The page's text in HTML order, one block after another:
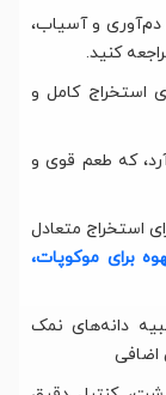
دم‌آوری و آسیاب،
کنید.
استخراج کامل و
که طعم قوی و
استخراج متعادل
برای موکوپات،
دانه‌های نمک
اضافی